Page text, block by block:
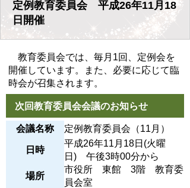
定例教育委員会 平成26年11月18
日開催
教育委員会では、毎月1回、定例会を
開催しています。また、必要に応じて臨
時会が召集されます。
次回教育委員会会議のお知らせ
会議名称 定例教育委員会（11月）
日時
平成26年11月18日(火曜
日) 午後3時00分から
場所
市役所 東館 3階 教育委
員会室